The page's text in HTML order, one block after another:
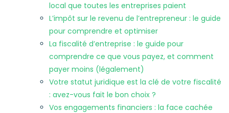
local que toutes les entreprises paient
L’impôt sur le revenu de l’entrepreneur : le guide
pour comprendre et optimiser
La fiscalité d’entreprise : le guide pour
comprendre ce que vous payez, et comment
payer moins (légalement)
Votre statut juridique est la clé de votre fiscalité
: avez-vous fait le bon choix ?
Vos engagements financiers : la face cachée